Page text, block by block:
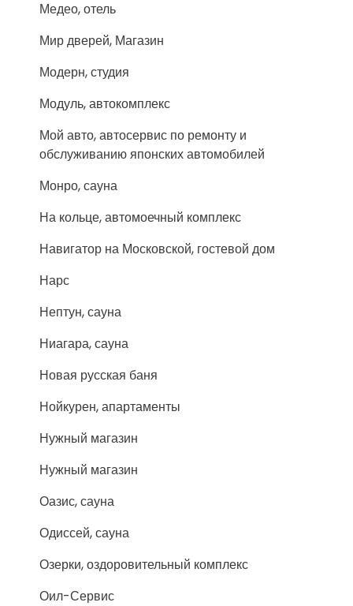
Медео, отель
Мир дверей, Магазин
Модерн, студия
Модуль, автокомплекс
Мой авто, автосервис по ремонту и
обслуживанию японских автомобилей
Монро, сауна
На кольце, автомоечный комплекс
Навигатор на Московской, гостевой дом
Нарс
Нептун, сауна
Ниагара, сауна
Новая русская баня
Нойкурен, апартаменты
Нужный магазин
Нужный магазин
Оазис, сауна
Одиссей, сауна
Озерки, оздоровительный комплекс
Оил-Сервис